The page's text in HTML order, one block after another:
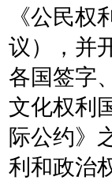
《公民
议），并
各国签字
文化权利
际公约》
利和政治